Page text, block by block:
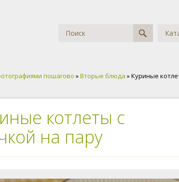
пошагово »Вторые блюда » Куриные
котлеты с
на пару